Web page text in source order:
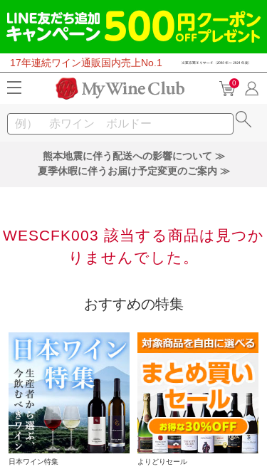
17年連続ワイン通販国内売上No.1
0
熊本地震に伴う配送への影響について ≫
夏季休暇に伴うお届け予定変更のご案内 ≫
WESCFK003 該当する商品は見つか
りませんでした。
おすすめの特集
日本ワイン特集 よりどりセール